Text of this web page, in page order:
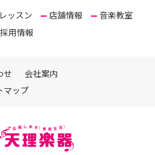
レッスン 店舗情報
音楽教室
採用情報
せ
会社案内
マップ